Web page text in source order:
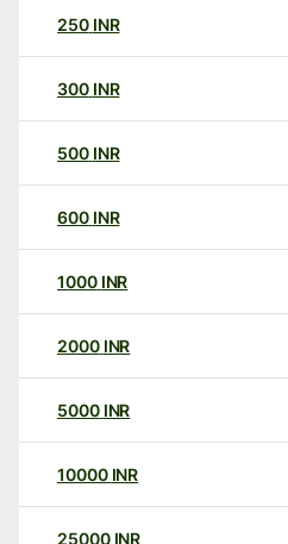
250 INR
300 INR
500 INR
600 INR
1000 INR
2000 INR
5000 INR
10000 INR
25000 INR